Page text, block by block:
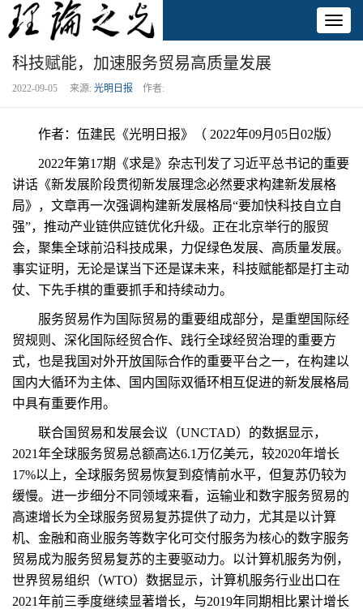
科技赋能，加速服务贸易高质量发展
2022-09-05 来源: 光明日报 作者:
作者：伍建民《光明日报》（ 2022年09月05日02版）
2022年第17期《求是》杂志刊发了习近平总书记的重要
讲话《新发展阶段贯彻新发展理念必然要求构建新发展格
局》，文章再一次强调构建新发展格局“要加快科技自立自
强”，推动产业链供应链优化升级。正在北京举行的服贸
会，聚集全球前沿科技成果，力促绿色发展、高质量发展。
事实证明，无论是谋当下还是谋未来，科技赋能都是打主动
仗、下先手棋的重要抓手和持续动力。
服务贸易作为国际贸易的重要组成部分，是重塑国际经
贸规则、深化国际经贸合作、践行全球经贸治理的重要方
式，也是我国对外开放国际合作的重要平台之一，在构建以
国内大循环为主体、国内国际双循环相互促进的新发展格局
中具有重要作用。
联合国贸易和发展会议（UNCTAD）的数据显示，
2021年全球服务贸易总额高达6.1万亿美元，较2020年增长
17%以上，全球服务贸易恢复到疫情前水平，但复苏仍较为
缓慢。进一步细分不同领域来看，运输业和数字服务贸易的
高速增长为全球服务贸易复苏提供了动力，尤其是以计算
机、金融和商业服务等数字化可交付服务为核心的数字服务
贸易成为服务贸易复苏的主要驱动力。以计算机服务为例，
世界贸易组织（WTO）数据显示，计算机服务行业出口在
2021年前三季度继续显著增长，与2019年同期相比累计增长